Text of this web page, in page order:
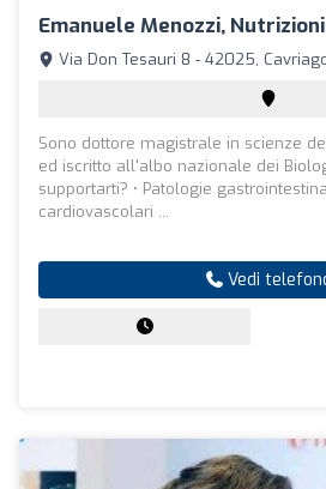
Emanuele Menozzi,
Via Don Tesauri 8 - 42025,
Sono dottore magistrale in scienze
ed iscritto all'albo nazionale dei
supportarti? • Patologie
cardiovascolari ...
Vedi